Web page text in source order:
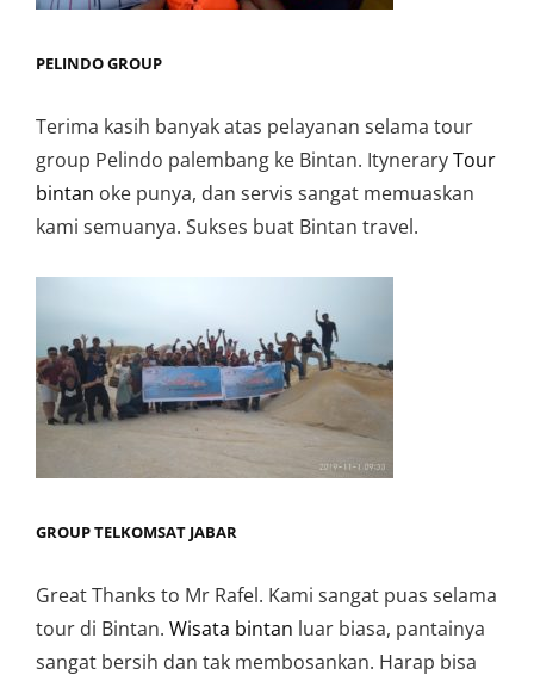
PELINDO GROUP
Terima kasih banyak atas pelayanan selama tour
group Pelindo palembang ke Bintan. ItyneraryTour
bintan oke punya, dan servis sangat memuaskan
kami semuanya. Sukses buat Bintan travel.
GROUP TELKOMSAT JABAR
Great Thanks to Mr Rafel. Kami sangat puas selama
tour di Bintan. Wisata bintan luar biasa, pantainya
sangat bersih dan tak membosankan. Harap bisa